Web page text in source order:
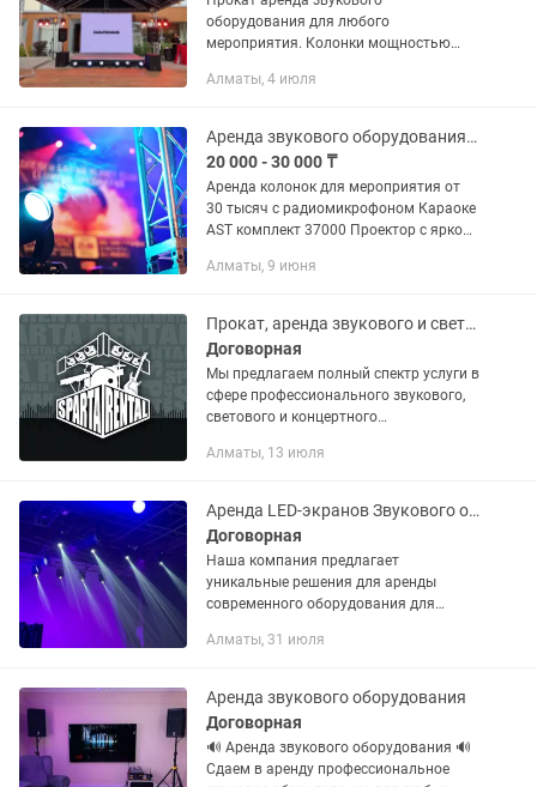
оборудования для любого
мероприятия. Колонки мощностью
радиомикрофонами и микшерным
2шт и топы 2шт радио микрофоны и...
Алматы, 4 июля
Аренда звукового оборудования, света, сцены для мероприятия
20 000 - 30 000 ₸
Аренда колонок для мероприятия от
30 тысяч с радиомикрофоном Караоке
AST комплект 37000 Проектор с яркой
караоке от 20000 Свет для
Алматы, 9 июня
Прокат, аренда звукового и светового оборудования, LEDэкрана, плазмы, сцены
Договорная
Мы предлагаем полный спектр услуги в
сфере профессионального звукового,
светового и концертного
мероприятий:от детского праздника
Алматы, 13 июля
Аренда LED-экранов Звукового оборудования Светового оборудования
Договорная
Наша компания предлагает
уникальные решения для аренды
современного оборудования для
торжественных банкетов до деловых
аренду LED-экраны,...
Алматы, 31 июля
Аренда звукового оборудования
Договорная
🔊 Аренда звукового оборудования 🔊
Сдаем в аренду профессиональное